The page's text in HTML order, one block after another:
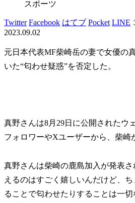
スポーツ
Twitter Facebook はてブ Pocket LINE
2023.09.02
元日本代表MF柴崎岳の妻で女優の
いた“匂わせ疑惑”を否定した。
真野さんは8月29日に公開されたウ
フォロワーやXユーザーから、柴崎
真野さんは柴崎の鹿島加入が発表
えるのはすごく嬉しいんだけど、
ることで匂わせたりすることは一